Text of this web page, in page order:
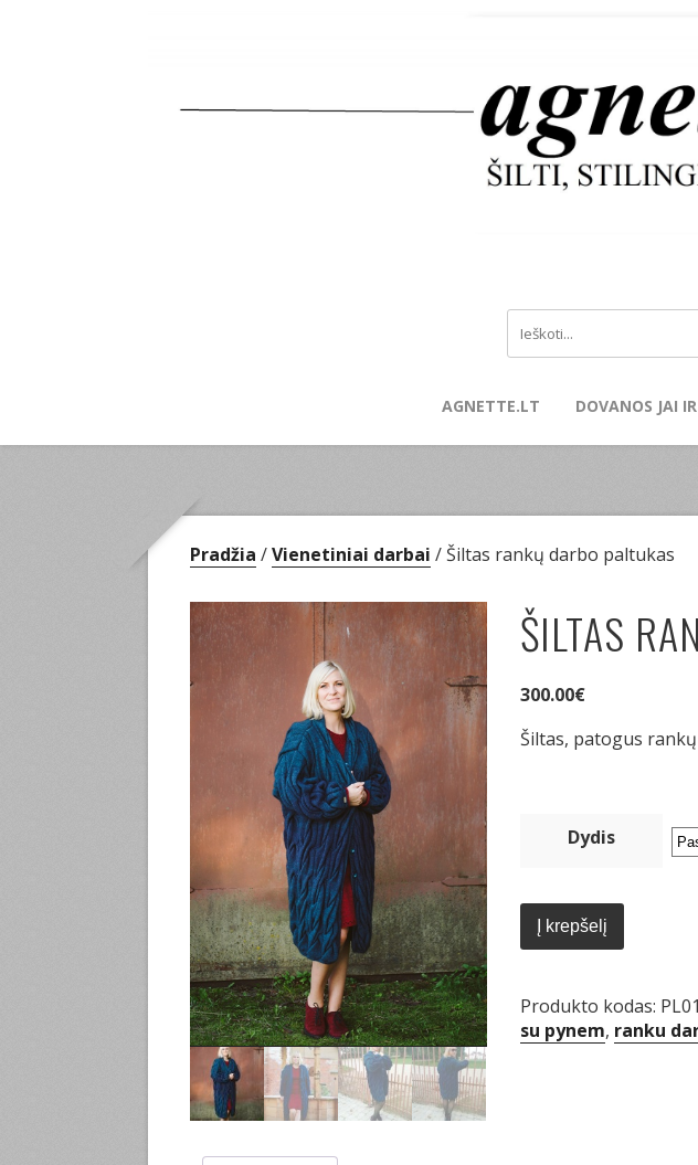
AGNETTE.LT DOVANOS JAI
Pradžia /Vienetiniai darbai / Šiltas rankų darbo paltukas
ŠILTAS
300.00€
Šiltas, patogus
Dydis
kiekis:
Šiltas
darbo
paltukas
Į krepšelį
Produkto kodas:
su pynem, ranku